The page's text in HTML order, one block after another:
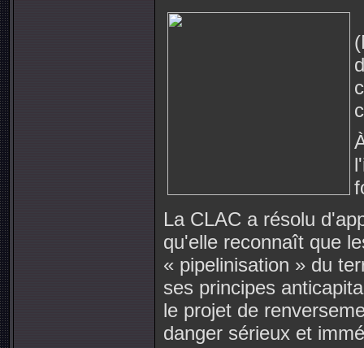
La CLAC a résolu
qu'elle reconnaît que
« pipelinisation » du
ses principes
le projet de
danger sérieux et